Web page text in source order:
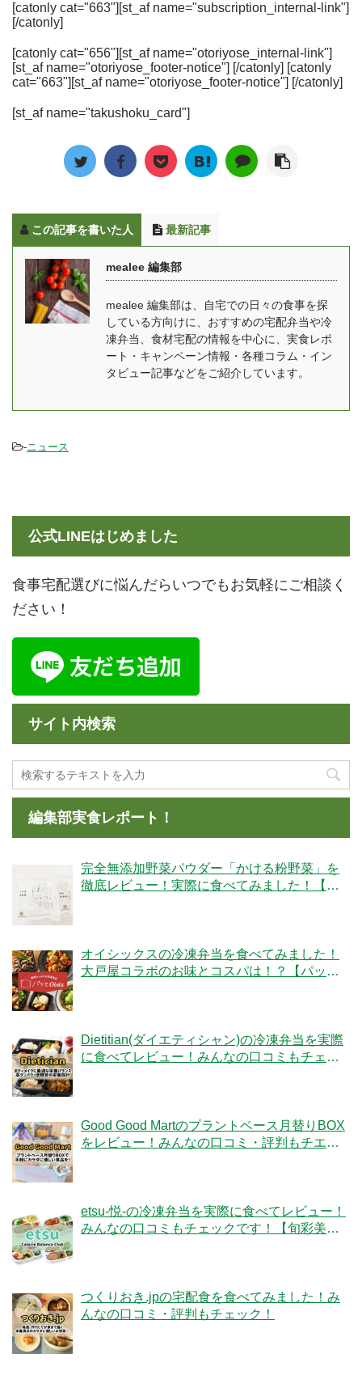
く、自宅にいながらレス
トランの味を気軽に楽し
むことができるようにな
っており、贅沢でいて満
足感のある食事を提供し
てくれます。 俺のイタリ
は？ 2011年9月に東京銀
座に俺のイタリアン新橋
や、おかずの評価、使い
ても答えていきます。
mealee編集部で実際にわ
んまいるを注文して食べ
します。 [toc] わんまいる
の特徴 まず最初にわんま
マッスルデリは、積極的
にトレーニングし、ボデ
る人のための、たんぱく
質が豊富な食事セットを
す。ダイエットだけでな
のが特徴です。 2019年
からはアスリートとも提
ダリスト水谷選手も食べ
ている人気の宅食です。
減量（LEAN）、維持
（MAITAIN）、増量
（GAIN）の３つのプラ
ンがあり、自分の体形や
目的に合わせてお弁当を
選べます。 この記事では
マッスルデリの口コミ・
使ったら減量・増量でき
[toc] 独身一人暮らし。仕
あ、今日も帰りはこんな
時間」 「いつまでもこん
ってるような・・・」
「でも自炊するの面倒く
ット見て寝たい」 そんな
します！ 独身一人暮らし
向け 宅配冷凍弁当選びの
ポイント 宅配便で届いて
冷凍庫にストックできる
食べられる 開けやすいパ
[catonly cat="663"][st_af name="subscription_internal-link"]
[/catonly]
[catonly cat="656"][st_af name="otoriyose_internal-link"]
[st_af name="otoriyose_footer-notice"] [/catonly] [catonly
cat="663"][st_af name="otoriyose_footer-notice"] [/catonly]
[st_af name="takushoku_card"]
この記事を書いた人 最新記事
mealee 編集部
mealee 編集部は、自宅での日々の食事を探
している方向けに、おすすめの宅配弁当や冷
凍弁当、食材宅配の情報を中心に、実食レポ
ート・キャンペーン情報・各種コラム・イン
タビュー記事などをご紹介しています。
-ニュース
公式LINEはじめました
食事宅配選びに悩んだらいつでもお気軽にご相談く
ださい！
サイト内検索
編集部実食レポート！
完全無添加野菜パウダー「かける粉野菜」を
徹底レビュー！実際に食べてみました！【ベ
オイシックスの冷凍弁当を食べてみました！
大戸屋コラボのお味とコスパは！？【パッと
Dietitian(ダイエティシャン)の冷凍弁当を実際
に食べてレビュー！みんなの口コミもチェッ
Good Good Martのプラントベース月替りBOX
をレビュー！みんなの口コミ・評判もチエッ
etsu-悦-の冷凍弁当を実際に食べてレビュー！
みんなの口コミもチェックです！【旬彩美
つくりおき.jpの宅配食を食べてみました！み
んなの口コミ・評判もチェック！